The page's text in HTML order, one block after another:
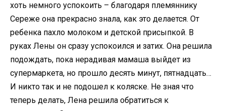
хоть немного успокоить – благодаря племяннику
Сереже она прекрасно знала, как это делается. От
ребенка пахло молоком и детской присыпкой. В
руках Лены он сразу успокоился и затих. Она решила
подождать, пока нерадивая мамаша выйдет из
супермаркета, но прошло десять минут, пятнадцать…
И никто так и не подошел к коляске. Не зная что
теперь делать, Лена решила обратиться к